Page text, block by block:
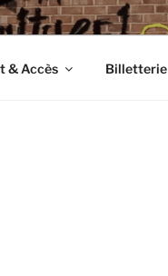
& Accès Billetterie